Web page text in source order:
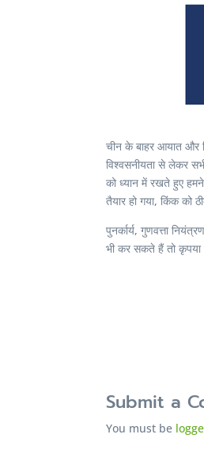
चीन के बाहर आयात और
विश्वसनीयता से लेकर
को ध्यान में रखते हुए
तैयार हो गया, किंक को
पुनर्कार्य, गुणवत्ता
भी कर सकते हैं तो कृपया
Submit a
You must be